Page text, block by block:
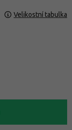
Velikostní tabulka